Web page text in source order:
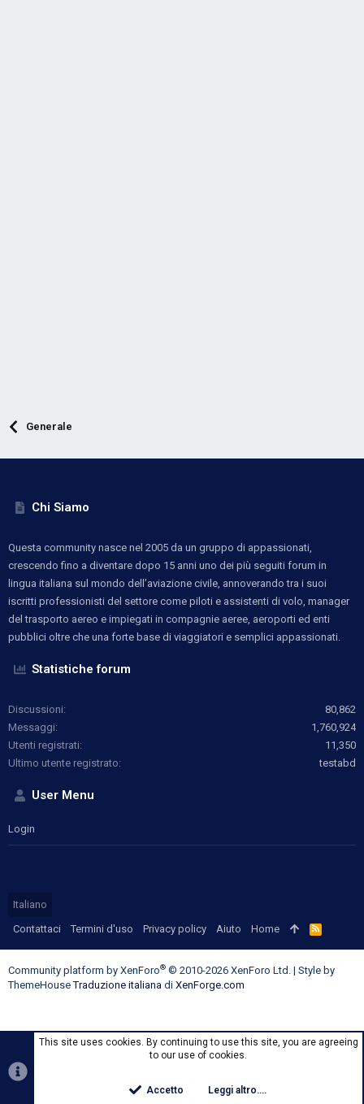
Generale
Chi Siamo
Questa community nasce nel 2005 da un gruppo di appassionati,
crescendo fino a diventare dopo 15 anni uno dei più seguiti forum in
lingua italiana sul mondo dell’aviazione civile, annoverando tra i suoi
iscritti professionisti del settore come piloti e assistenti di volo, manager
del trasporto aereo e impiegati in compagnie aeree, aeroporti ed enti
pubblici oltre che una forte base di viaggiatori e semplici appassionati.
Statistiche forum
Discussioni
80,862
Messaggi
1,760,924
Utenti registrati
11,350
Ultimo utente registrato
testabd
User Menu
Login
Italiano
Contattaci
Termini d'uso Privacy policy Aiuto Home
R
S
S
Community platform by XenForo® © 2010-2026 XenForo Ltd. | Style by
ThemeHouse Traduzione italiana di XenForge.com
This site uses cookies. By continuing to use this site, you are agreeing
to our use of cookies.
Accetto Leggi altro....